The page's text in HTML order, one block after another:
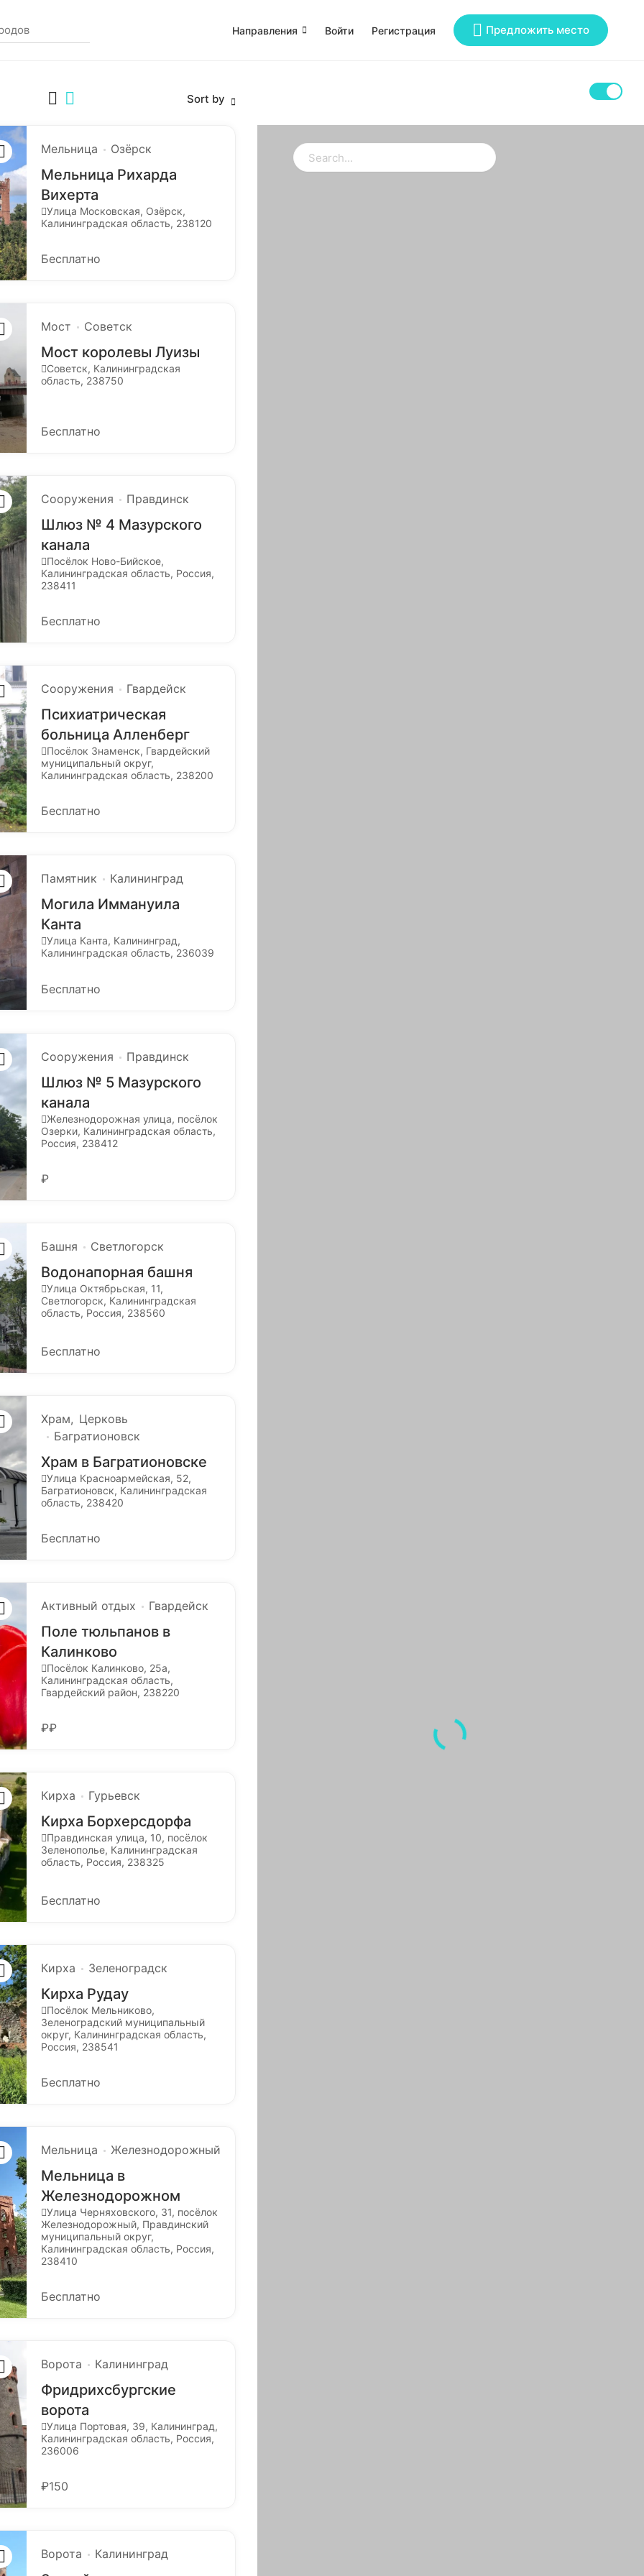
Направления Войти Регистрация Предложить место
Sort by
Мельница Озёрск
Мельница Рихарда
Вихерта
Улица Московская, Озёрск,
Калининградская область, 238120
Бесплатно
Мост Советск
Мост королевы Луизы
Советск, Калининградская
область, 238750
Бесплатно
Сооружения Правдинск
Шлюз № 4 Мазурского
канала
Посёлок Ново-Бийское,
Калининградская область, Россия,
238411
Бесплатно
Сооружения Гвардейск
Психиатрическая
больница Алленберг
Посёлок Знаменск, Гвардейский
муниципальный округ,
Калининградская область, 238200
Бесплатно
Памятник Калининград
Могила Иммануила
Канта
Улица Канта, Калининград,
Калининградская область, 236039
Бесплатно
Сооружения Правдинск
Шлюз № 5 Мазурского
канала
Железнодорожная улица, посёлок
Озерки, Калининградская область,
Россия, 238412
₽
Башня Светлогорск
Водонапорная башня
Улица Октябрьская, 11,
Светлогорск, Калининградская
область, Россия, 238560
Бесплатно
Храм
Церковь
Багратионовск
Храм в Багратионовске
Улица Красноармейская, 52,
Багратионовск, Калининградская
область, 238420
Бесплатно
Активный отдых Гвардейск
Поле тюльпанов в
Калинково
Посёлок Калинково, 25а,
Калининградская область,
Гвардейский район, 238220
₽₽
Кирха Гурьевск
Кирха Борхерсдорфа
Правдинская улица, 10, посёлок
Зеленополье, Калининградская
область, Россия, 238325
Бесплатно
Кирха Зеленоградск
Кирха Рудау
Посёлок Мельниково,
Зеленоградский муниципальный
округ, Калининградская область,
Россия, 238541
Бесплатно
Мельница Железнодорожный
Мельница в
Железнодорожном
Улица Черняховского, 31, посёлок
Железнодорожный, Правдинский
муниципальный округ,
Калининградская область, Россия,
238410
Бесплатно
Ворота Калининград
Фридрихсбургские
ворота
Улица Портовая, 39, Калининград,
Калининградская область, Россия,
236006
₽150
Ворота Калининград